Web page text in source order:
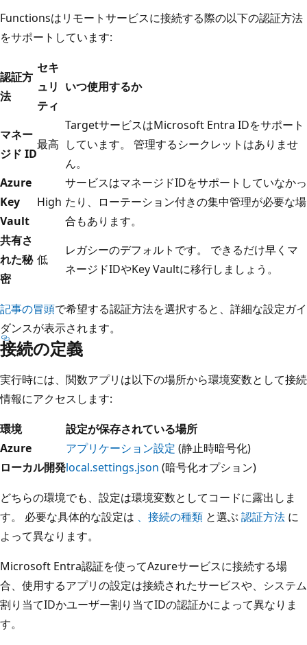
Functionsはリモートサービスに接続する際の以下の認証方法
をサポートしています:
認証方
法
セキ
ュリ
ティ
いつ使用するか
マネー
ジド ID
最高
TargetサービスはMicrosoft Entra IDをサポート
しています。 管理するシークレットはありませ
ん。
Azure
Key
Vault
High
サービスはマネージドIDをサポートしていなかっ
たり、ローテーション付きの集中管理が必要な場
合もあります。
共有さ
れた秘
密
低
レガシーのデフォルトです。 できるだけ早くマ
ネージドIDやKey Vaultに移行しましょう。
記事の冒頭で希望する認証方法を選択すると、詳細な設定ガイ
ダンスが表示されます。
接続の定義
実行時には、関数アプリは以下の場所から環境変数として接続
情報にアクセスします:
環境
設定が保存されている場所
Azure
アプリケーション設定 (静止時暗号化)
ローカル開発local.settings.json (暗号化オプション)
どちらの環境でも、設定は環境変数としてコードに露出しま
す。 必要な具体的な設定は 、接続の種類 と選ぶ認証方法 に
よって異なります。
Microsoft Entra認証を使ってAzureサービスに接続する場
合、使用するアプリの設定は接続されたサービスや、システム
割り当てIDかユーザー割り当てIDの認証かによって異なりま
す。